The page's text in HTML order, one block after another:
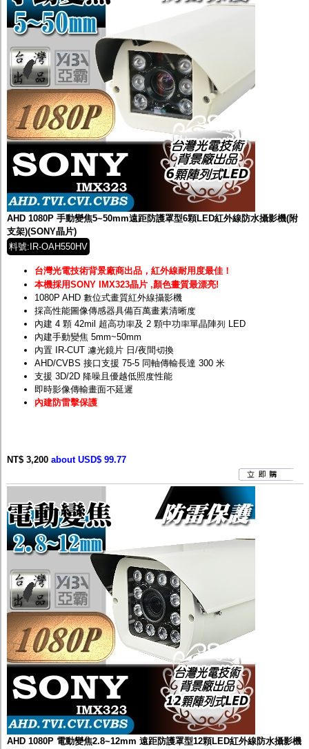
AHD 1080P 手動變焦5~50mm遠距防護罩型6顆LED紅外線防水攝影機(附
支架)(SONY晶片)
料號:IR-OAH550HV
台灣光電技術背景廠商出品，紅外線耐用度最佳！
本機採用SONY IMX323晶片 ,顏色畫質最漂亮!
1080P AHD 數位式畫質紅外線攝影機
採高性能圖像傳感器具備百萬畫素清晰度
內建 4 顆 42mil 超高功率及 2 顆中功率單晶陣列 LED
內建手動變焦 5mm~50mm
內置 IR-CUT 濾光鏡片 日/夜間切換
AHD/CVBS 接口支援 75-5 同軸傳輸長達 300 米
支援 3D/2D 降噪且優越低照度性能
即時影像傳輸畫面不延遲
內建防雷擊保護
NT$ 3,200 about USD$ 99.77
AHD 1080P 電動變焦2.8~12mm 遠距防護罩型12顆LED紅外線防水攝影機